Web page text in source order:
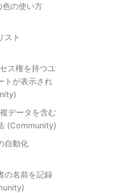
の使い方
スト
ス権を持つユ
トが表示され
データを含む
(Community)
自動化
の名前を記録